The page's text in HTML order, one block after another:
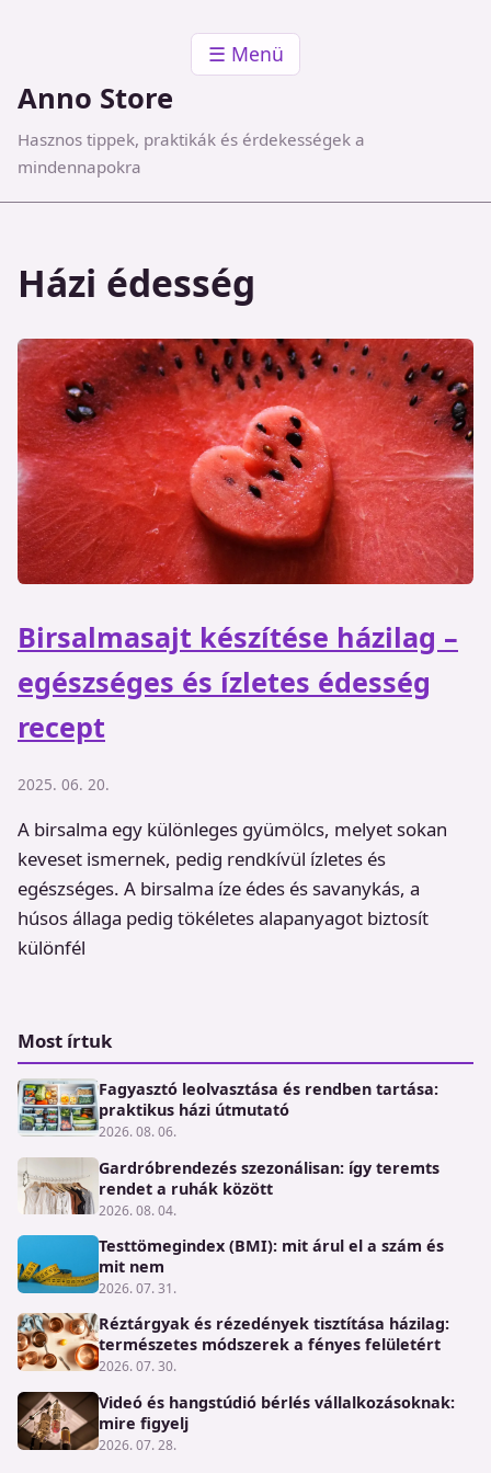
☰ Menü
Anno Store
Hasznos tippek, praktikák és érdekességek a
mindennapokra
Házi édesség
Birsalmasajt készítése házilag –
egészséges és ízletes édesség
recept
2025. 06. 20.
A birsalma egy különleges gyümölcs, melyet sokan
keveset ismernek, pedig rendkívül ízletes és
egészséges. A birsalma íze édes és savanykás, a
húsos állaga pedig tökéletes alapanyagot biztosít
különfél
Most írtuk
Fagyasztó leolvasztása és rendben tartása:
praktikus házi útmutató
2026. 08. 06.
Gardróbrendezés szezonálisan: így teremts
rendet a ruhák között
2026. 08. 04.
Testtömegindex (BMI): mit árul el a szám és
mit nem
2026. 07. 31.
Réztárgyak és rézedények tisztítása házilag:
természetes módszerek a fényes felületért
2026. 07. 30.
Videó és hangstúdió bérlés vállalkozásoknak:
mire figyelj
2026. 07. 28.